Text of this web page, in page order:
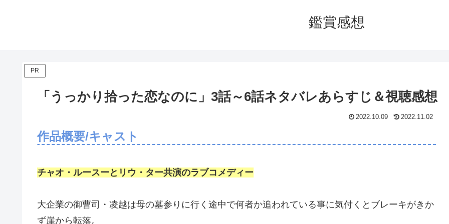
鑑賞感想
PR
「うっかり拾った恋なのに」3話～6話ネタバレあらすじ＆視聴感想
2022.10.09 2022.11.02
作品概要/キャスト
チャオ・ルースーとリウ・ター共演のラブコメディー
大企業の御曹司・凌越は母の墓参りに行く途中で何者か追われている事に気付くとブレーキがきか
ず崖から転落。